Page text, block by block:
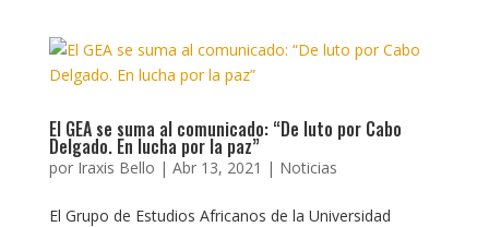
El GEA se suma al comunicado: “De luto por Cabo
Delgado. En lucha por la paz”
por Iraxis Bello | Abr 13, 2021 | Noticias
El Grupo de Estudios Africanos de la Universidad